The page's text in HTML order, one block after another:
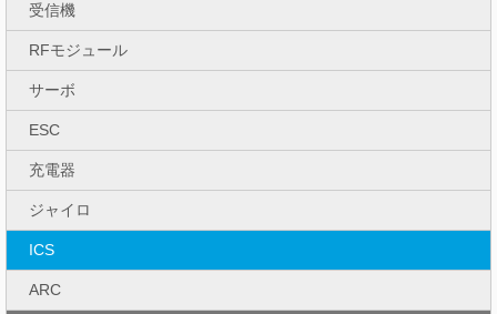
受信機
RFモジュール
サーボ
ESC
充電器
ジャイロ
ICS
ARC